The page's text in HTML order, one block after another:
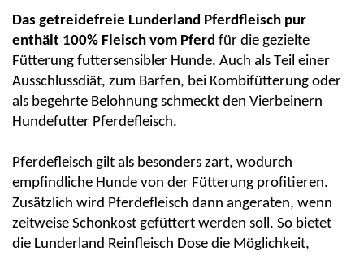
Das getreidefreie Lunderland Pferdfleisch pur
enthält 100% Fleisch vom Pferd für die gezielte
Fütterung futtersensibler Hunde. Auch als Teil einer
Ausschlussdiät, zum Barfen, bei Kombifütterung oder
als begehrte Belohnung schmeckt den Vierbeinern
Hundefutter Pferdefleisch.
Pferdefleisch gilt als besonders zart, wodurch
empfindliche Hunde von der Fütterung profitieren.
Zusätzlich wird Pferdefleisch dann angeraten, wenn
zeitweise Schonkost gefüttert werden soll. So bietet
die Lunderland Reinfleisch Dose die Möglichkeit,